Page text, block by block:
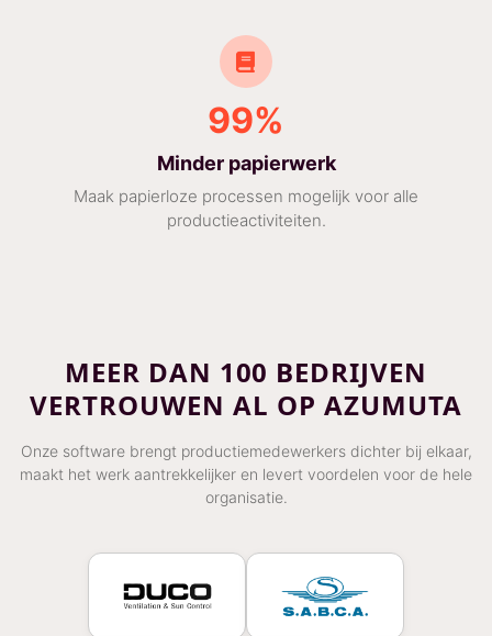
99%
Minder papierwerk
Maak papierloze processen mogelijk voor alle
productieactiviteiten.
MEER DAN 100 BEDRIJVEN
VERTROUWEN AL OP AZUMUTA
Onze software brengt productiemedewerkers dichter bij elkaar,
maakt het werk aantrekkelijker en levert voordelen voor de hele
organisatie.